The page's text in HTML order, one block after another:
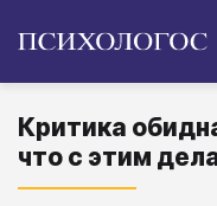
Критика
что с этим